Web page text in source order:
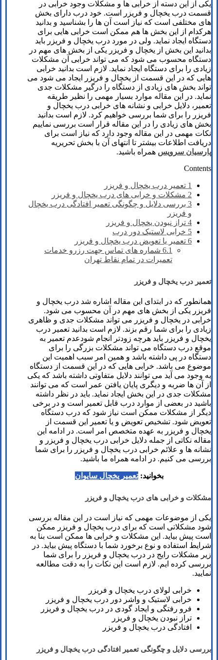
یکی از این دسته از خرابی ها و مشکلات وجود خرابی در
قسمت درب یخچال و فریزر است. خود درب دارای بخش
های مختلفی است که نیاز است آن ها را بشناسید و بدانید
هرکدام از این بخش ها هم ممکن است خرابی هایی برای
دستگاه ایجاد نماید. ولی در مورد درب یخچال و فریزر باید
بدانید این بخش از یخچال و فریزر یکی از بخش های مهم در
دستگاه محسوب می شود که می تواند خرابی آن مشکلات
زیادی را برای دستگاه ایجاد نماید. لازم است بدانید خرابی
هایی که در این قسمت از یخچال و فریزر ایجاد می شود می
تواند بخش های زیادی از دستگاه را درگیر مشکلات جدی
نماید. در این مقاله موارد بسیار مهمی را نظیر طریقه
تعمیر، دلایل خرابی و نشانه های خرابی درب یخچال و
فریزر را برای شما بررسی خواهیم کرد. لازم است بدانید
بخش های زیادی را در این مقاله قرار است بررسی نماییم
نکات مهمی در این مقاله وجود دارد که نیاز است برای
دریافت اطلاعات بیشتر تا انتهای آن با بخش تحریریه
پارسیان سرویس همراه باشید.
Contents
1 تعمیر درب یخچال و فریزر
2 مشکلات و خرابی های درب یخچال و فریزر
3 بررسی دلایل و چگونگی تعمیر افتادگی درب یخچال
و فریزر
4 تراز نبودن یخچال و فریزر
5 خرابی لاستیک دور درب
6 تعمیر یا تعویض درب یخچال و فریزر
6.1 شماره های تماس​ جهت رزرو خدمات
تعمیرات در تمام نقاط تهران
تعمیر درب یخچال و فریزر
همانطور که در ابتدای این مقاله اشاره شد درب یخچال و
فریزر یکی از بخش های مهم در آن محسوب می شود.
خرابی در یخچال و فریزر می تواند مشکلات جدی و ظاهری
زیادی را برای شما رقم بزند. لازم است بدانید تعمیر درب
یخچال و فریزر باید هرچه زودتر انجام شودعدم تعمیر به
موقع درب دستگاه می تواند مشکلات بزرگی را برای
دستگاه در پی داشته باشد و همین امر سبب اهمیت این
موضوع می باشد. خرابی هایی که در این قسمت از دستگاه
به وجود می آید می توانند دلایل متفاوتی داشته باشد که یکی
از آن ها ضربه و دیگری پایان یافتن عمر است که می توانند
مشکلات جدی در این بخش ایجاد نماید. باید در نظر داشته
باشید در بعضی از موارد درب قابل تعمیر است و در برخی
دیگر از مشکلات ممکن است نیاز شود که درب دستگاه
تعویض شود. تشخیص تعویض و یا تعمیر این قسمت از
یخچال و فریزر به عهده متخصص امر است. در ادامه این
مقاله نکاتی از جمله دلایل خرابی درب یخچال و فریزر و
نشانه ها و علائم خرابی درب یخچال و فریزر را برای شما
بررسی می کنیم. در ادامه همراه ما باشید.
بخوانید: تعمیر یخچال سایوان
مشکلات و خرابی های درب یخچال و فریزر
یکی از موضوعات مهمی که نیاز است در این مقاله بررسی
شود مشکلاتی است که برای درب یخچال و فریزر ممکن
است پیش بیاید. این مشکلات و خرابی ها ممکن است بنا به
شرایط استفاده و نوع برخورد شما با دستگاه پیش بیاید. در
زیر مشکلات رایج در درب یخچال و فریزر را برای شما
بررسی کرده ایم. لازم است این نکات را به دقت مطالعه
نمایید.
خرابی لولای درب یخچال و فریزر
خرابی لاستیک و واشر دور درب یخچال و فریزر
فرو رفتگی و ایجاد گودی در درب یخچال و فریزر
تراز نبودن یخچال و فریزر
افتادگی درب یخچال و فریزر
بررسی دلایل و چگونگی تعمیر افتادگی درب یخچال و فریزر